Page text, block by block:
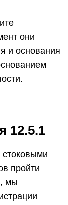
они
и основания
12.5.1
стоковыми
пройти
мы